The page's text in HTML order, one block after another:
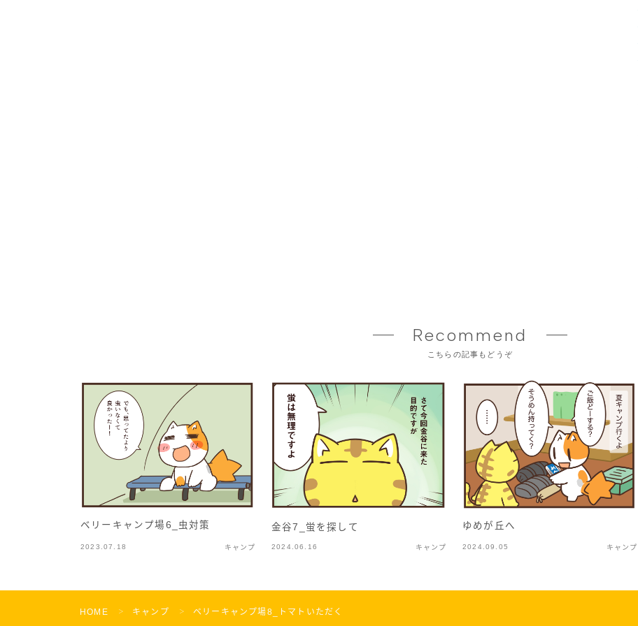
Recommend
こちらの記事もどうぞ
ベリーキャンプ場6_虫対策
2023.07.18 キャンプ
金谷7_蛍を探して
2024.06.16 キャンプ
ゆめが丘へ
2024.09.05 キャンプ
HOME ＞ キャンプ ＞ ベリーキャンプ場8_トマトいただく